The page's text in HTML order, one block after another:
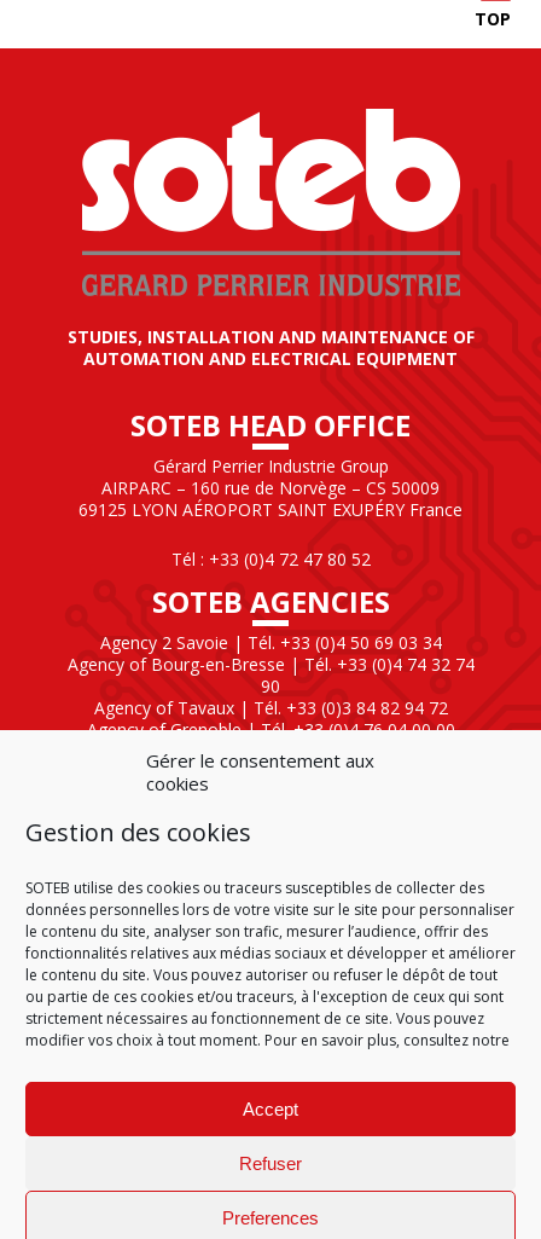
Gérer le consentement aux
cookies
Gestion des cookies
SOTEB utilise des cookies ou traceurs susceptibles de collecter des
données personnelles lors de votre visite sur le site pour personnaliser
le contenu du site, analyser son trafic, mesurer l’audience, offrir des
fonctionnalités relatives aux médias sociaux et développer et améliorer
le contenu du site. Vous pouvez autoriser ou refuser le dépôt de tout
ou partie de ces cookies et/ou traceurs, à l'exception de ceux qui sont
strictement nécessaires au fonctionnement de ce site. Vous pouvez
modifier vos choix à tout moment. Pour en savoir plus, consultez notre
Accept
Refuser
Preferences
TOP
STUDIES, INSTALLATION AND MAINTENANCE OF
AUTOMATION AND ELECTRICAL EQUIPMENT
SOTEB HEAD OFFICE
Gérard Perrier Industrie Group
AIRPARC – 160 rue de Norvège – CS 50009
69125 LYON AÉROPORT SAINT EXUPÉRY France
Tél : +33 (0)4 72 47 80 52
SOTEB AGENCIES
Agency 2 Savoie | Tél. +33 (0)4 50 69 03 34
Agency of Bourg-en-Bresse | Tél. +33 (0)4 74 32 74
90
Agency of Tavaux | Tél. +33 (0)3 84 82 94 72
Agency of Grenoble | Tél. +33 (0)4 76 04 00 00
Agency of Lyon
| Tél. +33 (0)4 72 47 80 40
SOTEB NATIONAL ELEKTRO
60 Rue Clément Ader
Tél : +33 (0)4 50 42 04 59
HOME CONDITIONS OF SALE
CONDITIONS OF PURCHASE
PLAN DU SITE
LEGAL NOTICE
PERSONAL DATA
COOKIE POLICY (EU)
Site réalisé par